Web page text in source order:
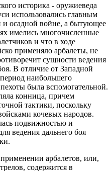
историка - оружиеведа
использовались главным
и осадной войне, а бытующее
имелись многочисленные
и что в ходе
применяло арбалеты, не
сущности ведения
В отличие от Западной
наибольшего
была вспомогательной.
конница, причем
тактики, поскольку
кочевых народов.
подвижностью и
ведения дальнего боя
арбалетов, или,
содержится в